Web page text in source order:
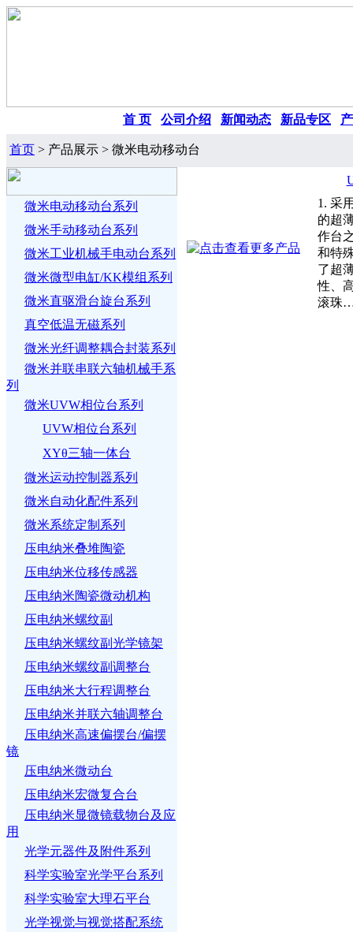
首 页 公司介绍 新闻动态 新品专区
首页 > 产品展示 > 微米电动移动台
微米电动移动台系列
微米手动移动台系列
微米工业机械手电动台系列
微米微型电缸/KK模组系列
微米直驱滑台旋台系列
真空低温无磁系列
微米光纤调整耦合封装系列
微米并联串联六轴机械手系
列
微米UVW相位台系列
UVW相位台系列
XYθ三轴一体台
微米运动控制器系列
微米自动化配件系列
微米系统定制系列
压电纳米叠堆陶瓷
压电纳米位移传感器
压电纳米陶瓷微动机构
压电纳米螺纹副
压电纳米螺纹副光学镜架
压电纳米螺纹副调整台
压电纳米大行程调整台
压电纳米并联六轴调整台
压电纳米高速偏摆台/偏摆
镜
压电纳米微动台
压电纳米宏微复合台
压电纳米显微镜载物台及应
用
光学元器件及附件系列
科学实验室光学平台系列
科学实验室大理石平台
光学视觉与视觉搭配系统
1. 采
的超
作台
和特
了超
性、
滚珠